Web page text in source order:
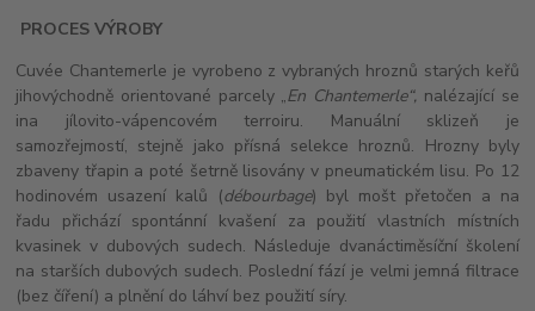
PROCES VÝROBY
Cuvée Chantemerle je vyrobeno z vybraných hroznů starých keřů
jihovýchodně orientované parcely „En Chantemerle“, nalézající se
ina jílovito-vápencovém terroiru. Manuální sklizeň je
samozřejmostí, stejně jako přísná selekce hroznů. Hrozny byly
zbaveny třapin a poté šetrně lisovány v pneumatickém lisu. Po 12
hodinovém usazení kalů (débourbage) byl mošt přetočen a na
řadu přichází spontánní kvašení za použití vlastních místních
kvasinek v dubových sudech. Následuje dvanáctiměsíční školení
na starších dubových sudech. Poslední fází je velmi jemná filtrace
(bez číření) a plnění do láhví bez použití síry.